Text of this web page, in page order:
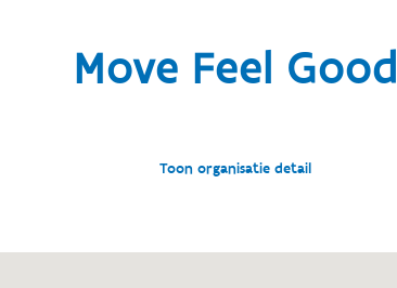
Move Feel Good
Toon organisatie detail